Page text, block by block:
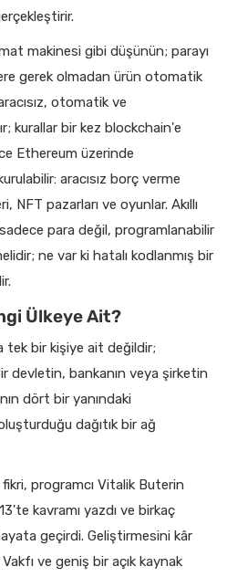
makinesi gibi düşünün; parayı
gerek olmadan ürün otomatik
otomatik ve
kurallar bir kez blockchain'e
Ethereum üzerinde
aracısız borç verme
pazarları ve oyunlar. Akıllı
para değil, programlanabilir
ne var ki hatalı kodlanmış bir
Ülkeye Ait?
tek bir kişiye ait değildir;
devletin, bankanın veya şirketin
dört bir yanındaki
dağıtık bir ağ
programcı Vitalik Buterin
kavramı yazdı ve birkaç
geçirdi. Geliştirmesini kâr
ve geniş bir açık kaynak